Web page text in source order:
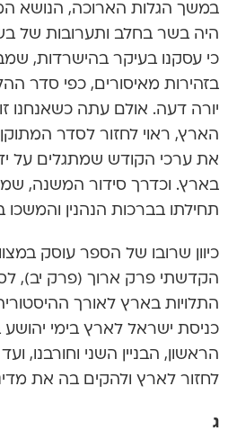
במשך הגלות הארוכה, הנושא
היה בשר בחלב ותערובות של
כי עסקנו בעיקר בהישרדות,
בזהירות מאיסורים, כפי סדר
יורה דעה. אולם עתה כשאנחנו
הארץ, ראוי לחזור לסדר
את ערכי הקודש שמתגלים על
בארץ. וכדרך סידור המשנה,
תחילתו בברכות הנהנין והמשכו
כיוון שרובו של הספר עוסק
הקדשתי פרק ארוך (פרק יב),
התלויות בארץ לאורך
כניסת ישראל לארץ בימי יהושע
הראשון, הבניין השני וחורבנו,
לחזור לארץ ולהקים בה את
ג